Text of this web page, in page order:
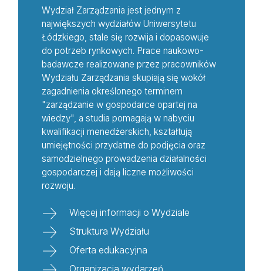
Wydział Zarządzania jest jednym z
największych wydziałów Uniwersytetu
Łódzkiego, stale się rozwija i dopasowuje
do potrzeb rynkowych. Prace naukowo-
badawcze realizowane przez pracowników
Wydziału Zarządzania skupiają się wokół
zagadnienia określonego terminem
"zarządzanie w gospodarce opartej na
wiedzy", a studia pomagają w nabyciu
kwalifikacji menedżerskich, kształtują
umiejętności przydatne do podjęcia oraz
samodzielnego prowadzenia działalności
gospodarczej i dają liczne możliwości
rozwoju.
Więcej informacji o Wydziale
Struktura Wydziału
Oferta edukacyjna